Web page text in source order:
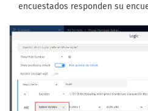
encuestados responden su